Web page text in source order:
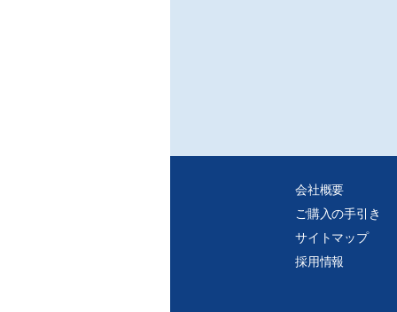
会社概要
ご購入の手引き
サイトマップ
採用情報